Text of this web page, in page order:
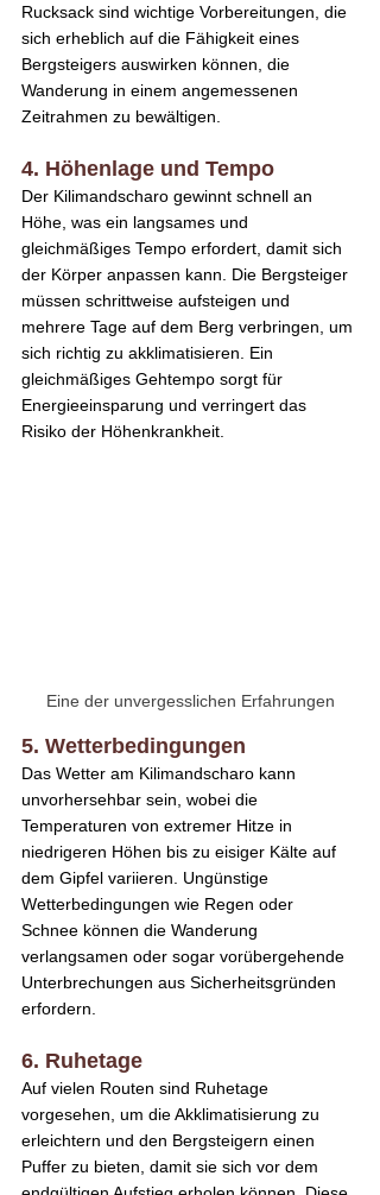
Rucksack sind wichtige Vorbereitungen, die
sich erheblich auf die Fähigkeit eines
Bergsteigers auswirken können, die
Wanderung in einem angemessenen
Zeitrahmen zu bewältigen.
4. Höhenlage und Tempo
Der Kilimandscharo gewinnt schnell an
Höhe, was ein langsames und
gleichmäßiges Tempo erfordert, damit sich
der Körper anpassen kann. Die Bergsteiger
müssen schrittweise aufsteigen und
mehrere Tage auf dem Berg verbringen, um
sich richtig zu akklimatisieren. Ein
gleichmäßiges Gehtempo sorgt für
Energieeinsparung und verringert das
Risiko der Höhenkrankheit.
Eine der unvergesslichen Erfahrungen
5. Wetterbedingungen
Das Wetter am Kilimandscharo kann
unvorhersehbar sein, wobei die
Temperaturen von extremer Hitze in
niedrigeren Höhen bis zu eisiger Kälte auf
dem Gipfel variieren. Ungünstige
Wetterbedingungen wie Regen oder
Schnee können die Wanderung
verlangsamen oder sogar vorübergehende
Unterbrechungen aus Sicherheitsgründen
erfordern.
6. Ruhetage
Auf vielen Routen sind Ruhetage
vorgesehen, um die Akklimatisierung zu
erleichtern und den Bergsteigern einen
Puffer zu bieten, damit sie sich vor dem